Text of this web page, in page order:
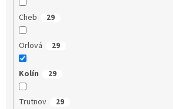
Cheb 29
Orlová 29
Kolín 29
Trutnov 29